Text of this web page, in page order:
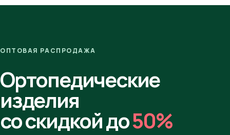
ОПТОВАЯ РАСПРОДАЖА
Ортопедические
изделия
со скидкой до50%